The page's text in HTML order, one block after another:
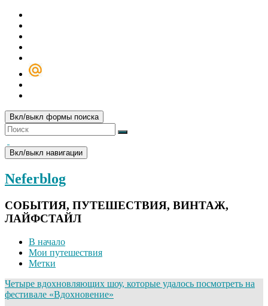
Вкл/выкл формы поиска
Вкл/выкл навигации
Neferblog
СОБЫТИЯ, ПУТЕШЕСТВИЯ, ВИНТАЖ,
ЛАЙФСТАЙЛ
В начало
Мои путешествия
Метки
Четыре вдохновляющих шоу, которые удалось посмотреть на
фестивале «Вдохновение»